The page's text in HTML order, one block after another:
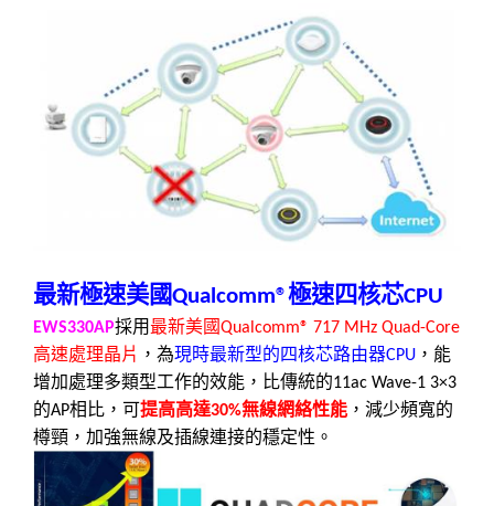
最新極速美國Qualcomm®極速四核芯CPU
EWS330AP採用 最新美國Qualcomm® 717 MHz Quad-Core
高速處理晶片 ，為現時最新型的四核芯路由器CPU ，能
增加處理多類型工作的效能，比傳統的11ac Wave-1 3×3
的AP相比，可提高高達30%無線網絡性能 ，減少頻寬的
樽頸，加強無線及插線連接的穩定性。